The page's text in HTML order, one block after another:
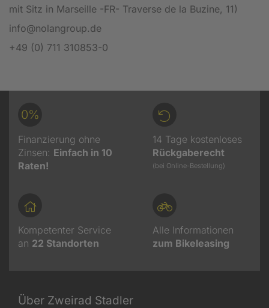
mit Sitz in Marseille -FR- Traverse de la Buzine, 11)
info@nolangroup.de
+49 (0) 711 310853-0
0%
Finanzierung ohne
Zinsen: Einfach in 10
Raten!
14 Tage kostenloses
Rückgaberecht
(bei Online-Bestellung)
Kompetenter Service
an 22 Standorten
Alle Informationen
zum Bikeleasing
Über Zweirad Stadler